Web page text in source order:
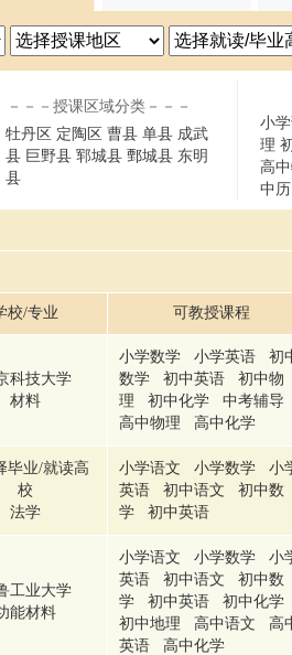
－－－授课区域分类－－－
牡丹区 定陶区 曹县 单县 成武
县 巨野县 郓城县 鄄城县 东明
县
小
理
高
中历
校/专业 可教授课程
科技大学
材料
小学数学 小学英语 初
数学 初中英语 初中物
理 初中化学 中考辅导
高中物理 高中化学
毕业/就读高
校
法学
小学语文 小学数学 小
英语 初中语文 初中数
学 初中英语
工业大学
能材料
小学语文 小学数学 小
英语 初中语文 初中数
学 初中英语 初中化学
初中地理 高中语文 高
英语 高中化学